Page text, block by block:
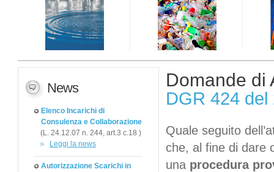
News
Elenco Incarichi di
Consulenza e Collaborazione
(L. 24.12.07 n. 244, art.3 c.18 )
Leggi la news
Autorizzazione Scarichi in
Domande di
DGR 424
Quale seguito
che, al fine di dare
una procedura